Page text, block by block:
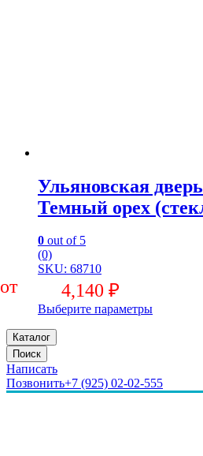
Ульяновская
Темный орех
0 out of 5
(0)
SKU: 68710
4,140 ₽
Выберите параметры
Каталог
Поиск
Написать
Позвонить+7 (925) 02-02-555